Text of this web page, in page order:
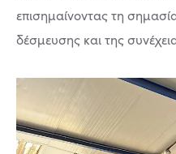
επισημαίνοντας τη
δέσμευσης και της